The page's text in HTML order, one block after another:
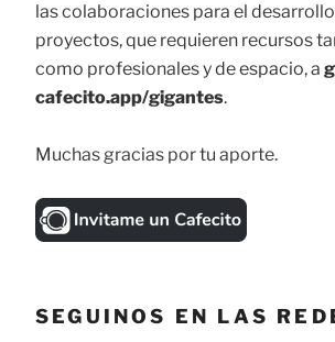
las colaboraciones para el
proyectos, que requieren recursos
como profesionales y de espacio, a
cafecito.app/gigantes.
Muchas gracias por tu aporte.
SEGUINOS EN LAS